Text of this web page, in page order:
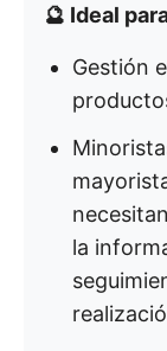
🔮 Ideal
Gestión
la